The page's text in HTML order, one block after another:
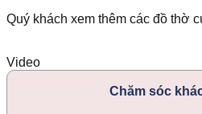
Quý khách xem thêm các đồ thờ
Video
Chăm sóc